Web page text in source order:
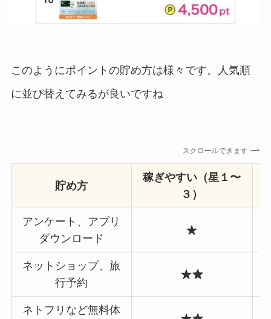
このようにポイントの貯め方は様々です。人気順
に並び替えてみるが良いですね
スクロールできます
貯め方
稼ぎやすい（星１〜
３）
アンケート、アプリ
ダウンロード
ネットショップ、旅
行予約
ネトフリなど無料体